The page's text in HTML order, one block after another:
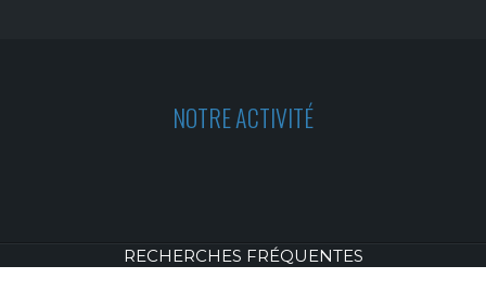
NOTRE ACTIVITÉ
RECHERCHES FRÉQUENTES